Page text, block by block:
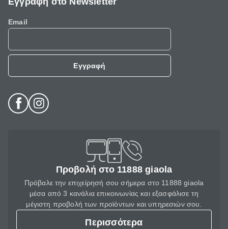
Email
Εγγραφή
Προβολή στο 11888 giaola
Πρόβαλε την επιχείρησή σου σήμερα στο 11888 giaola
μέσα από 3 κανάλια επικοινωνίας και εξασφάλισε τη
μέγιστη προβολή των προϊόντων και υπηρεσιών σου.
Περισσότερα